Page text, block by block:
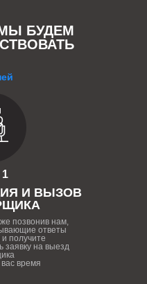
БУДЕМ
1
И ВЫЗОВ
позвонив нам,
ответы
получите
заявку на выезд
время